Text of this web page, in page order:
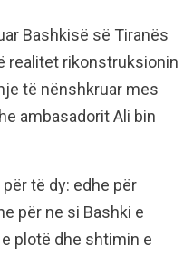
Bashkisë së Tiranës
realitet rikonstruksionin
të nënshkruar mes
ambasadorit Ali bin
të dy: edhe për
për ne si Bashki e
plotë dhe shtimin e